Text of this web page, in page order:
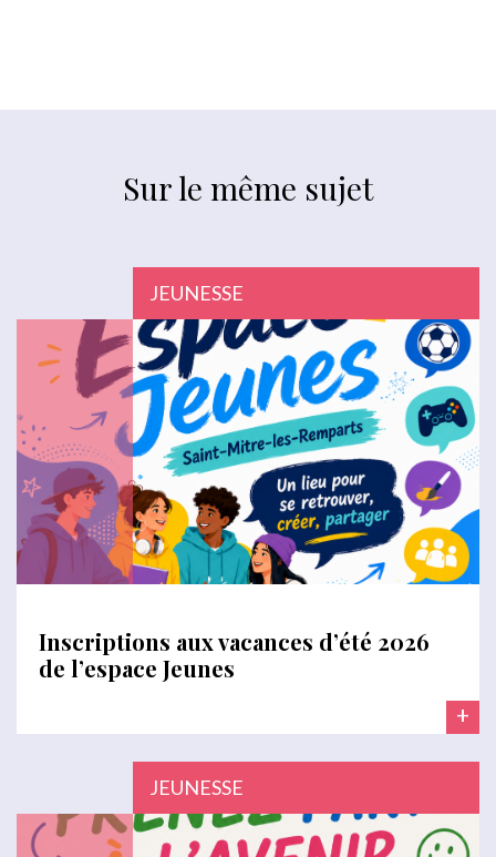
Sur le même sujet
JEUNESSE
Inscriptions aux vacances d’été 2026
de l’espace Jeunes
+
JEUNESSE